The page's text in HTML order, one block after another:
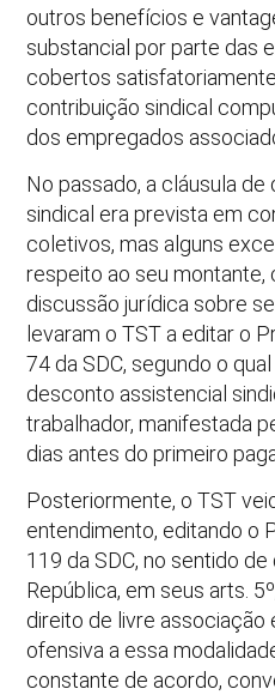
outros benefícios e
substancial por parte das
cobertos
contribuição sindical
dos empregados
No passado, a cláusula
sindical era prevista em
coletivos, mas alguns
respeito ao seu montante,
discussão jurídica sobre
levaram o TST a editar o
74 da SDC, segundo o
desconto assistencial
trabalhador, manifestada
dias antes do primeiro
Posteriormente, o TST
entendimento, editando o
119 da SDC, no sentido de
República, em seus arts.
direito de livre associação
ofensiva a essa
constante de acordo,